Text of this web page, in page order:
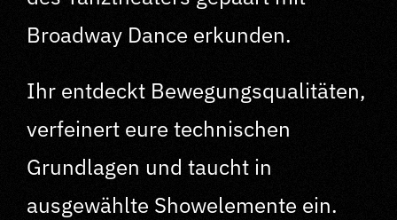
Broadway Dance erkunden.
Ihr entdeckt Bewegungsqualitäten,
verfeinert eure technischen
Grundlagen und taucht in
ausgewählte Showelemente ein.